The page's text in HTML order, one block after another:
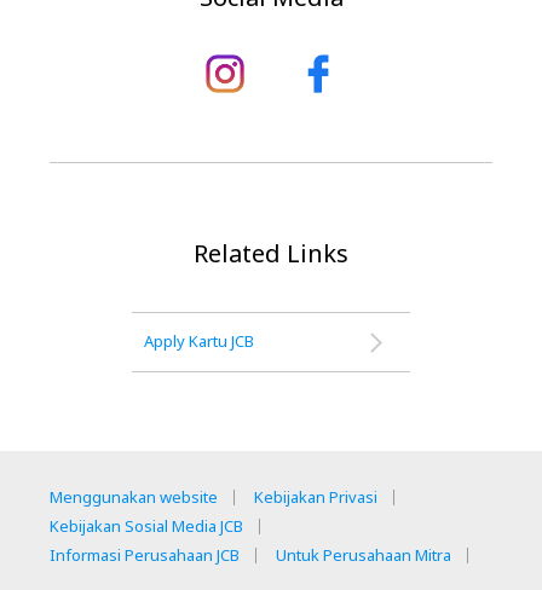
Related Links
Apply Kartu JCB
Menggunakan website
Kebijakan Privasi
Kebijakan Sosial Media JCB
Informasi Perusahaan JCB
Untuk Perusahaan Mitra